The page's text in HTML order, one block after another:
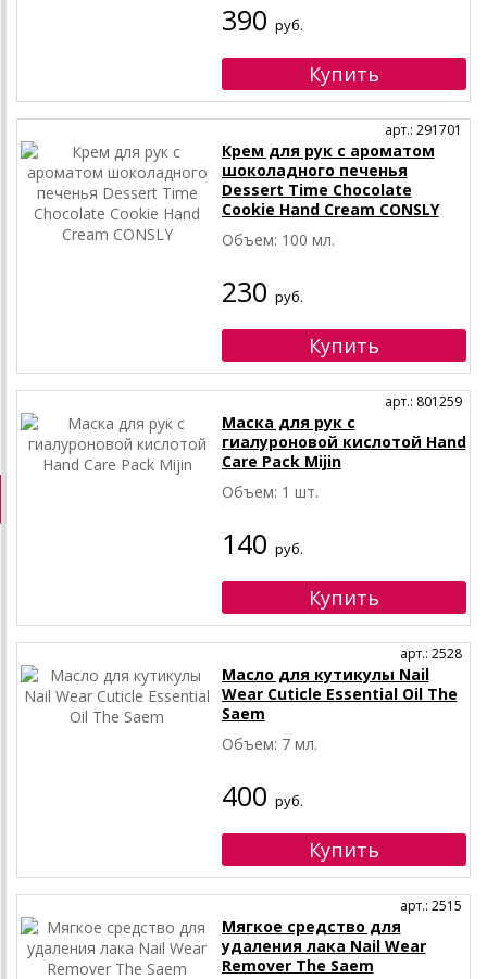
390 руб.
арт.: 291701
Крем для рук с ароматом
шоколадного печенья
Dessert Time Chocolate
Cookie Hand Cream CONSLY
Объем: 100 мл.
230 руб.
арт.: 801259
Маска для рук с
гиалуроновой кислотой Hand
Care Pack Mijin
Объем: 1 шт.
140 руб.
арт.: 2528
Масло для кутикулы Nail
Wear Cuticle Essential Oil The
Saem
Объем: 7 мл.
400 руб.
арт.: 2515
Мягкое средство для
удаления лака Nail Wear
Remover The Saem